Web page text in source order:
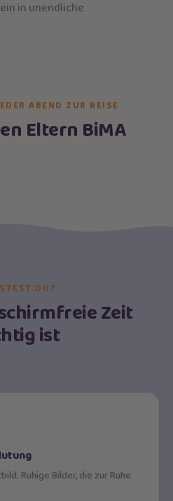
in unendliche
ABEND ZUR REISE
Eltern BiMA
DU?
Zeit
ist
Ruhige Bilder, die zur Ruhe